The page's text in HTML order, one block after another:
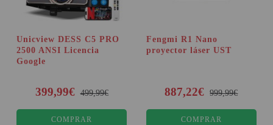
Unicview DESS C5 PRO
2500 ANSI Licencia
Google
399,99€ 499,99€
COMPRAR
Fengmi R1 Nano
proyector láser UST
887,22€ 999,99€
COMPRAR